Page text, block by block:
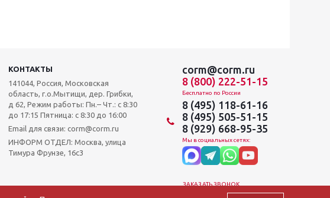
КОНТАКТЫ
141044, Россия, Московская
область, г.о.Мытищи, дер. Грибки,
д 62, Режим работы: Пн.– Чт.: с 8:30
до 17:15 Пятница: c 8:30 до 16:00
Email для связи: corm@corm.ru
ИНФОРМ ОТДЕЛ: Москва, улица
Тимура Фрунзе, 16с3
corm@corm.ru
8 (800) 222-51-15
Бесплатно по России
8 (495) 118-61-16
8 (495) 505-51-15
8 (929) 668-95-35
Мы в социальных сетях:
ЗАКАЗАТЬ ЗВОНОК